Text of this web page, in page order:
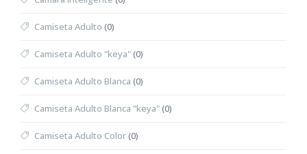
Camiseta Adulto (0)
Camiseta Adulto "keya"(0)
Camiseta Adulto Blanca (0)
Camiseta Adulto Blanca "keya"(0)
Camiseta Adulto Color(0)